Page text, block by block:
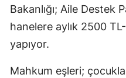
Bakanlığı; Aile Destek
hanelere aylık 2500
yapıyor.
Mahkum eşleri;